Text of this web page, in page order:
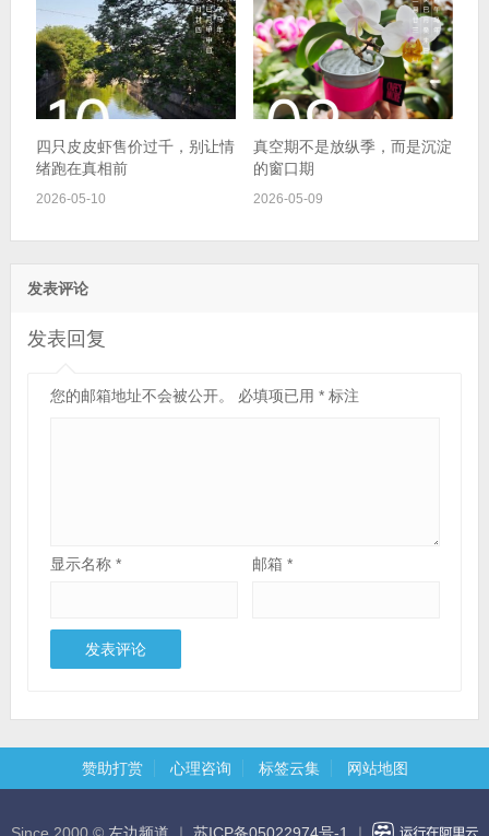
四只皮皮虾售价过千，别让情
绪跑在真相前
2026-05-10
真空期不是放纵季，而是沉淀
的窗口期
2026-05-09
发表评论
发表回复
您的邮箱地址不会被公开。 必填项已用 *标注
显示名称 * 邮箱*
赞助打赏 心理咨询 标签云集 网站地图
Since 2000 © 左边频道 ｜ 苏ICP备05022974号-1 ｜